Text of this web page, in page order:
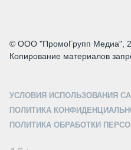
© ООО "ПромоГрупп Медиа",
Копирование материалов
УСЛОВИЯ ИСПОЛЬЗОВАНИЯ
ПОЛИТИКА
ПОЛИТИКА ОБРАБОТКИ